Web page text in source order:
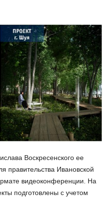
Воскресенского ее
правительства Ивановской
видеоконференции. На
подготовлены с учетом